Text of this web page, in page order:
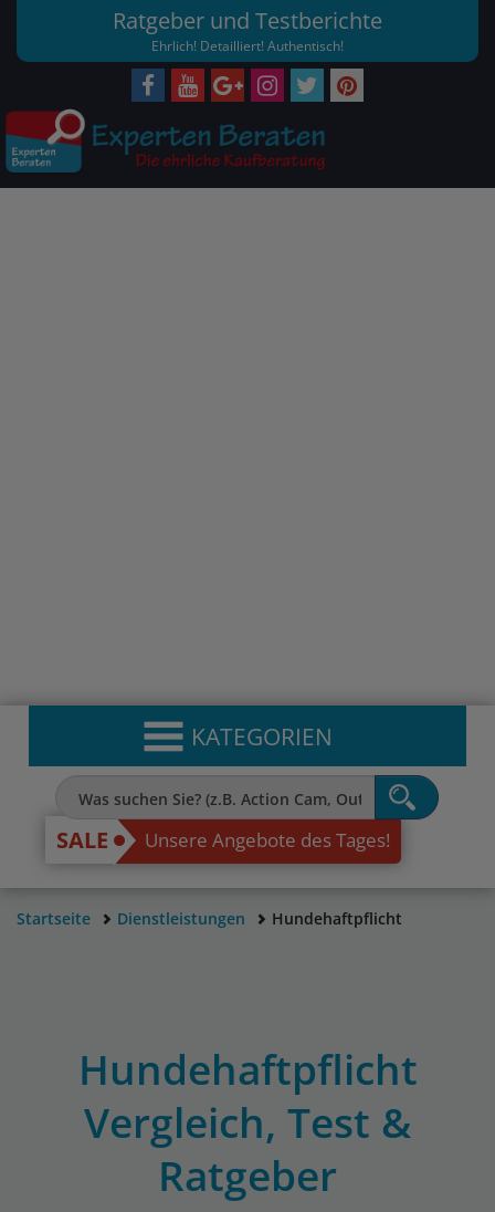
Ratgeber und Testberichte
Ehrlich! Detailliert! Authentisch!
KATEGORIEN
SALE Unsere Angebote des Tages!
Startseite Dienstleistungen Hundehaftpflicht
Hundehaftpflicht
Vergleich, Test &
Ratgeber